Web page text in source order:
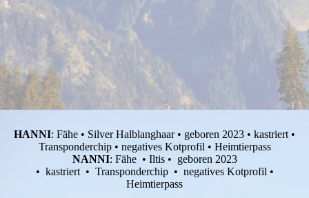
HANNI: Fähe • Silver Halblanghaar • geboren 2023 • kastriert •
Transponderchip • negatives Kotprofil • Heimtierpass
NANNI: Fähe • Iltis • geboren 2023
• kastriert • Transponderchip • negatives Kotprofil •
Heimtierpass